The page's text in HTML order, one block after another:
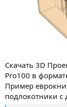
Скачать 3D
Pro100 в
Пример
подлокотники